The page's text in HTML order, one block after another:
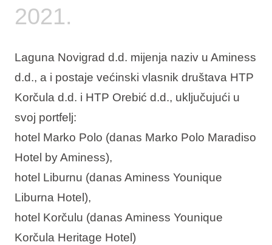
2021.
Laguna Novigrad d.d. mijenja naziv u Aminess
d.d., a i postaje većinski vlasnik društava HTP
Korčula d.d. i HTP Orebić d.d., uključujući u
svoj portfelj:
hotel Marko Polo (danas Marko Polo Maradiso
Hotel by Aminess),
hotel Liburnu (danas Aminess Younique
Liburna Hotel),
hotel Korčulu (danas Aminess Younique
Korčula Heritage Hotel)